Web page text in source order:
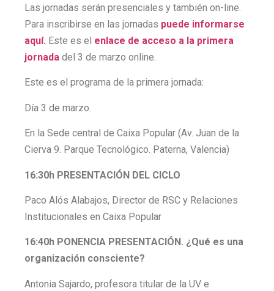
Las jornadas serán presenciales y también on-line.
Para inscribirse en las jornadas puede informarse
aquí. Este es el enlace de acceso a la primera
jornada del 3 de marzo online.
Este es el programa de la primera jornada:
Día 3 de marzo.
En la Sede central de Caixa Popular (Av. Juan de la
Cierva 9. Parque Tecnológico. Paterna, Valencia)
16:30h PRESENTACIÓN DEL CICLO
Paco Alós Alabajos, Director de RSC y Relaciones
Institucionales en Caixa Popular
16:40h PONENCIA PRESENTACIÓN. ¿Qué es una
organización consciente?
Antonia Sajardo, profesora titular de la UV e